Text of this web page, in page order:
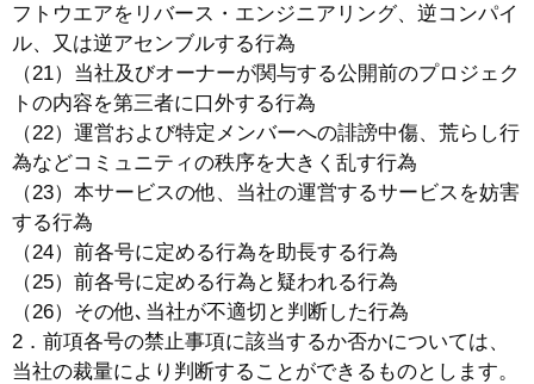
フトウエアをリバース・エンジニアリング、逆コンパイ
ル、又は逆アセンブルする行為
（21）当社及びオーナーが関与する公開前のプロジェク
トの内容を第三者に口外する行為
（22）運営および特定メンバーへの誹謗中傷、荒らし行
為などコミュニティの秩序を大きく乱す行為
（23）本サービスの他、当社の運営するサービスを妨害
する行為
（24）前各号に定める行為を助長する行為
（25）前各号に定める行為と疑われる行為
（26）その他､当社が不適切と判断した行為
2．前項各号の禁止事項に該当するか否かについては、
当社の裁量により判断することができるものとします。